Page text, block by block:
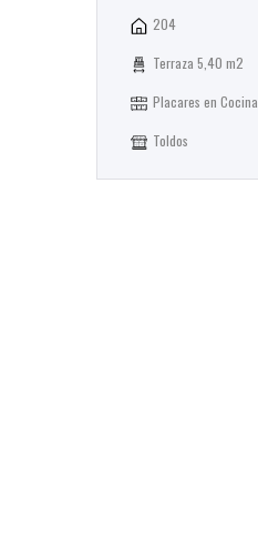
204
Terraza 5,40 m2
Placares en Cocina
Toldos